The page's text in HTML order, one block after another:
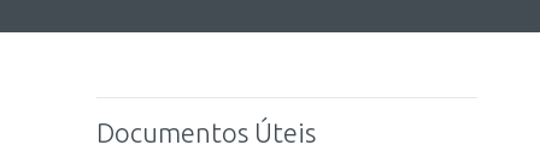
Documentos Úteis